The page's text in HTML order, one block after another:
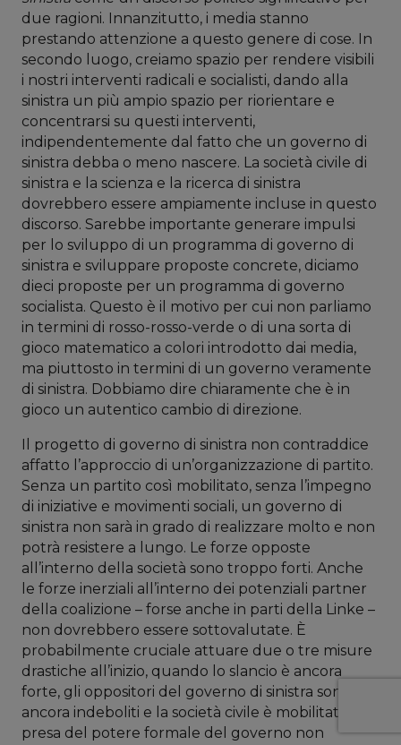
due ragioni. Innanzitutto, i media stanno
prestando attenzione a questo genere di cose. In
secondo luogo, creiamo spazio per rendere visibili
i nostri interventi radicali e socialisti, dando alla
sinistra un più ampio spazio per riorientare e
concentrarsi su questi interventi,
indipendentemente dal fatto che un governo di
sinistra debba o meno nascere. La società civile di
sinistra e la scienza e la ricerca di sinistra
dovrebbero essere ampiamente incluse in questo
discorso. Sarebbe importante generare impulsi
per lo sviluppo di un programma di governo di
sinistra e sviluppare proposte concrete, diciamo
dieci proposte per un programma di governo
socialista. Questo è il motivo per cui non parliamo
in termini di rosso-rosso-verde o di una sorta di
gioco matematico a colori introdotto dai media,
ma piuttosto in termini di un governo veramente
di sinistra. Dobbiamo dire chiaramente che è in
gioco un autentico cambio di direzione.
Il progetto di governo di sinistra non contraddice
affatto l’approccio di un’organizzazione di partito.
Senza un partito così mobilitato, senza l’impegno
di iniziative e movimenti sociali, un governo di
sinistra non sarà in grado di realizzare molto e non
potrà resistere a lungo. Le forze opposte
all’interno della società sono troppo forti. Anche
le forze inerziali all’interno dei potenziali partner
della coalizione – forse anche in parti della Linke –
non dovrebbero essere sottovalutate. È
probabilmente cruciale attuare due o tre misure
drastiche all’inizio, quando lo slancio è ancora
forte, gli oppositori del governo di sinistra sono
ancora indeboliti e la società civile è mobilitata. La
presa del potere formale del governo non